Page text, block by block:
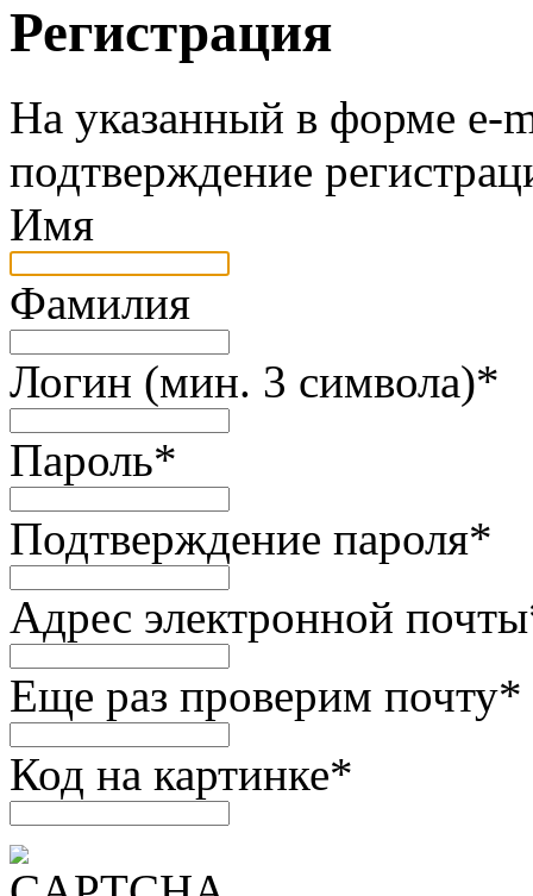
Регистрация
На указанный в форме e-
подтверждение
Имя
Фамилия
Логин (мин. 3 символа)*
Пароль*
Подтверждение пароля*
Адрес электронной почты
Еще раз проверим почту*
Код на картинке*